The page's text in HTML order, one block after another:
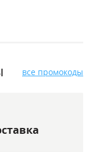
все промокоды